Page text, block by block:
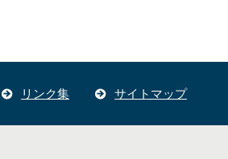
リンク集 サイトマップ